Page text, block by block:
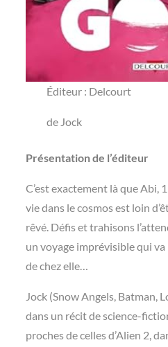
Éditeur‏ : ‎Delcourt
de Jock
Présentation de l’éditeur
C’est exactement là que Abi,
vie dans le cosmos est loin
rêvé. Défis et trahisons
un voyage imprévisible qui
de chez elle…
Jock (Snow Angels, Batman,
dans un récit de science-
proches de celles d’Alien 2,